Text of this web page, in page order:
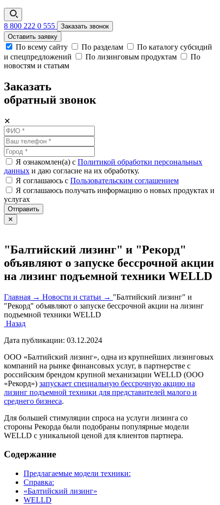
8 800 222 0 555
Заказать звонок
Оставить заявку
По всему сайту По разделам
По каталогу субсидий
и спецпредложений
По лизинговым продуктам
По
новостям и статьям
Заказать
обратный звонок
✕
Я ознакомлен(а) с Политикой обработки персональных
данных и даю согласие на их обработку.
Я соглашаюсь c Пользовательским соглашением
Я соглашаюсь получать информацию о новых продуктах и
услугах
Отправить
✕
"Балтийский лизинг" и "Рекорд"
объявляют о запуске бессрочной акции
на лизинг подъемной техники WELLD
Главная → Новости и статьи → "Балтийский лизинг" и
"Рекорд" объявляют о запуске бессрочной акции на лизинг
подъемной техники WELLD
Назад
Дата публикации: 03.12.2024
ООО «Балтийский лизинг», одна из крупнейших лизинговых
компаний на рынке финансовых услуг, в партнерстве с
российским брендом крупной механизации WELLD (ООО
«Рекорд») запускает специальную бессрочную акцию на
лизинг подъемной техники для представителей малого и
среднего бизнеса.
Для большей стимуляции спроса на услуги лизинга со
стороны Рекорда были подобраны популярные модели
WELLD с уникальной ценой для клиентов партнера.
Содержание
Предлагаемые модели техники:
Справка:
«Балтийский лизинг»
WELLD